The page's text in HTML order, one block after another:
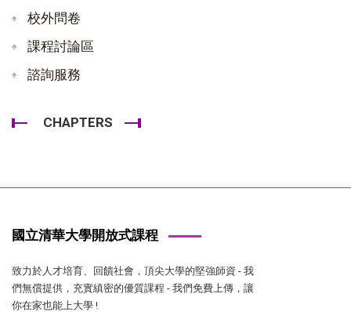
校外問卷
課程討論區
諮詢服務
CHAPTERS
國立清華大學開放式課程
致力於人才培育、回饋社會，頂尖大學的堅強師資 - 我
們無償提供，充實縝密的優質課程 - 我們免費上傳，讓
你在家也能上大學 !